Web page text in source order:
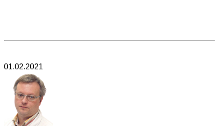
01.02.2021